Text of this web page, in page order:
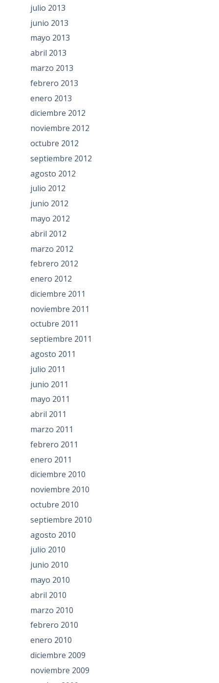
julio 2013
junio 2013
mayo 2013
abril 2013
marzo 2013
febrero 2013
enero 2013
diciembre 2012
noviembre 2012
octubre 2012
septiembre 2012
agosto 2012
julio 2012
junio 2012
mayo 2012
abril 2012
marzo 2012
febrero 2012
enero 2012
diciembre 2011
noviembre 2011
octubre 2011
septiembre 2011
agosto 2011
julio 2011
junio 2011
mayo 2011
abril 2011
marzo 2011
febrero 2011
enero 2011
diciembre 2010
noviembre 2010
octubre 2010
septiembre 2010
agosto 2010
julio 2010
junio 2010
mayo 2010
abril 2010
marzo 2010
febrero 2010
enero 2010
diciembre 2009
noviembre 2009